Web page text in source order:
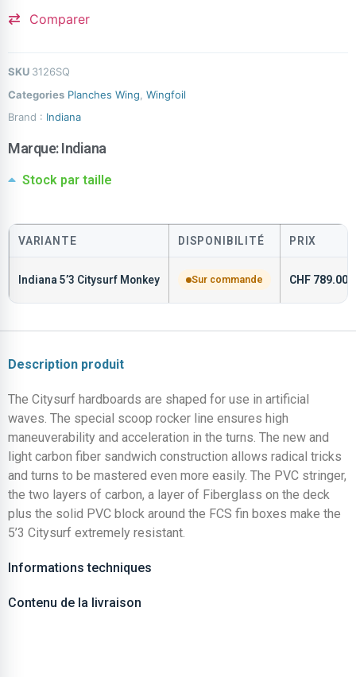
Comparer
SKU 3126SQ
Categories Planches Wing Wingfoil
Brand : Indiana
Marque:Indiana
Stock par taille
VARIANTE DISPONIBILITÉ PRIX
Indiana 5’3 Citysurf Monkey Sur commande CHF 789.00
Description produit
The Citysurf hardboards are shaped for use in artificial
waves. The special scoop rocker line ensures high
maneuverability and acceleration in the turns. The new and
light carbon fiber sandwich construction allows radical tricks
and turns to be mastered even more easily. The PVC stringer,
the two layers of carbon, a layer of Fiberglass on the deck
plus the solid PVC block around the FCS fin boxes make the
5’3 Citysurf extremely resistant.
Informations techniques
Contenu de la livraison